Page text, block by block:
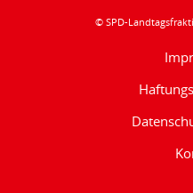
© SPD-